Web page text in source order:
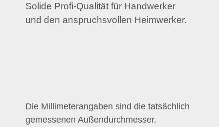
Solide Profi-Qualität für Handwerker
und den anspruchsvollen Heimwerker.
Die Millimeterangaben sind die tatsächlich
gemessenen Außendurchmesser.